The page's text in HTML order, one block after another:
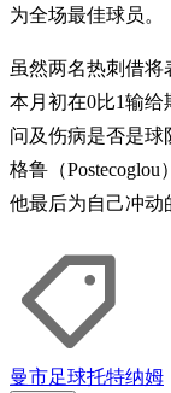
为全场最佳球员。
虽然两名热刺借
本月初在0比1输给
问及伤病是否是
格鲁（
他最后为自己冲动
曼市足球托特纳姆